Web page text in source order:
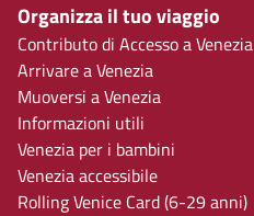
Organizza il tuo viaggio
Contributo di Accesso a Venezia
Arrivare a Venezia
Muoversi a Venezia
Informazioni utili
Venezia per i bambini
Venezia accessibile
Rolling Venice Card (6-29 anni)